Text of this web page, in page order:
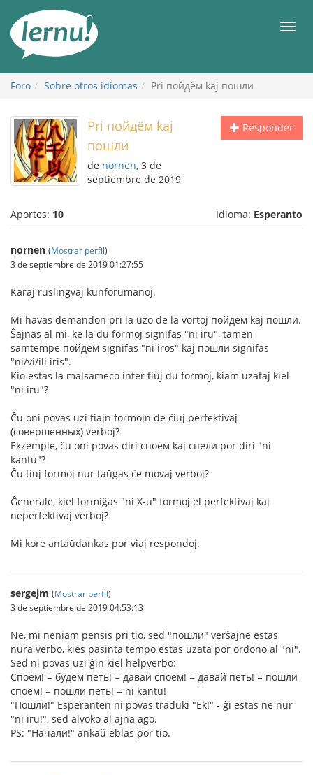
Foro Sobre otros idiomas Pri пойдём kaj пошли
Responder
Pri пойдём kaj
пошли
de nornen, 3 de
septiembre de 2019
Aportes: 10 Idioma: Esperanto
nornen (Mostrar perfil)
3 de septiembre de 2019 01:27:55
Karaj ruslingvaj kunforumanoj.
Mi havas demandon pri la uzo de la vortoj пойдём kaj пошли.
Ŝajnas al mi, ke la du formoj signifas "ni iru", tamen
samtempe пойдём signifas "ni iros" kaj пошли signifas
"ni/vi/ili iris".
Kio estas la malsameco inter tiuj du formoj, kiam uzataj kiel
"ni iru"?
Ĉu oni povas uzi tiajn formojn de ĉiuj perfektivaj
(совершенных) verboj?
Ekzemple, ĉu oni povas diri споём kaj спели por diri "ni
kantu"?
Ĉu tiuj formoj nur taŭgas ĉe movaj verboj?
Ĝenerale, kiel formiĝas "ni X-u" formoj el perfektivaj kaj
neperfektivaj verboj?
Mi kore antaŭdankas por viaj respondoj.
sergejm (Mostrar perfil)
3 de septiembre de 2019 04:53:13
Ne, mi neniam pensis pri tio, sed "пошли" verŝajne estas
nura verbo, kies pasinta tempo estas uzata por ordono al "ni".
Sed ni povas uzi ĝin kiel helpverbo:
Споём! = будем петь! = давай споём! = давай петь! = пошли
споём! = пошли петь! = ni kantu!
"Пошли!" Esperanten ni povas traduki "Ek!" - ĝi estas ne nur
"ni iru!", sed alvoko al ajna ago.
PS: "Начали!" ankaŭ eblas por tio.